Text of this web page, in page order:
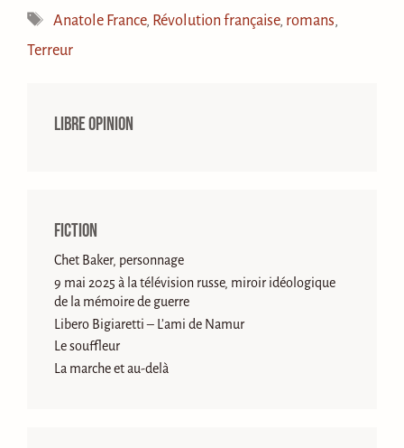
Étiquettes
Anatole France, Révolution française, romans
Terreur
Libre opinion
Fiction
Chet Baker, personnage
9 mai 2025 à la télévision russe, miroir idéologique
de la mémoire de guerre
Libero Bigiaretti – L’ami de Namur
Le souffleur
La marche et au-delà